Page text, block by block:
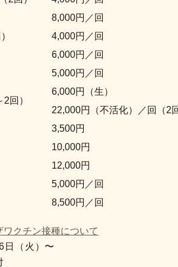
8,000円／回
4,000円／回
6,000円／回
5,000円／回
回）
6,000円（生）
22,000円（不活化）／回（2
3,500円
10,000円
12,000円
5,000円／回
8,500円／回
クチン接種について
日（火）〜